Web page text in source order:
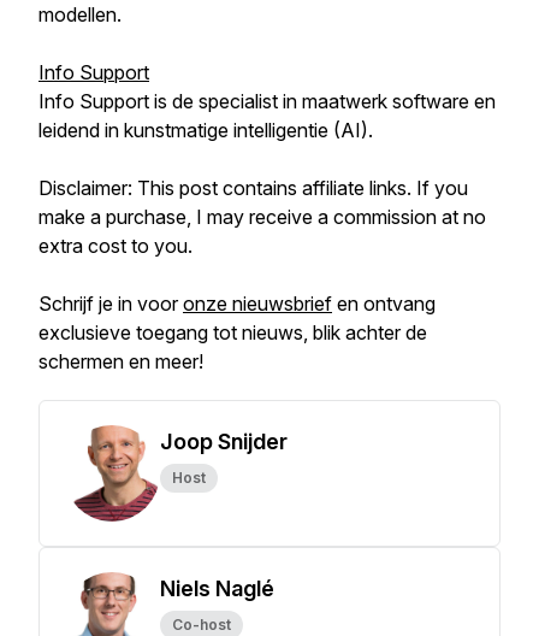
modellen.
Info Support
Info Support is de specialist in maatwerk software en
leidend in kunstmatige intelligentie (AI).
Disclaimer: This post contains affiliate links. If you
make a purchase, I may receive a commission at no
extra cost to you.
Schrijf je in vooronze nieuwsbrief en ontvang
exclusieve toegang tot nieuws, blik achter de
schermen en meer!
Joop Snijder
Host
Niels Naglé
Co-host